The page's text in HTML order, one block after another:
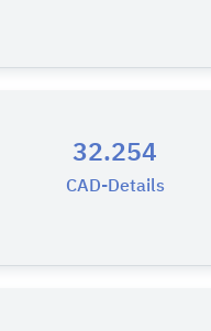
32.254
CAD-Details